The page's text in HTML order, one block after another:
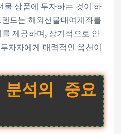
물 상품에 투자하는 것이 하
드는 해외선물대여계좌를
제공하며, 장기적으로 안
자자에게 매력적인 옵션이
석의 중요